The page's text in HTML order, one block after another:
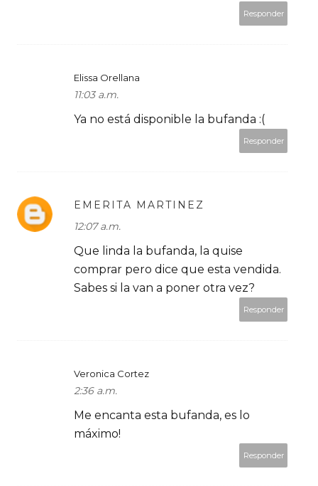
Responder
Elissa Orellana
11:03 a.m.
Ya no está disponible la bufanda :(
Responder
EMERITA MARTINEZ
12:07 a.m.
Que linda la bufanda, la quise
comprar pero dice que esta vendida.
Sabes si la van a poner otra vez?
Responder
Veronica Cortez
2:36 a.m.
Me encanta esta bufanda, es lo
máximo!
Responder